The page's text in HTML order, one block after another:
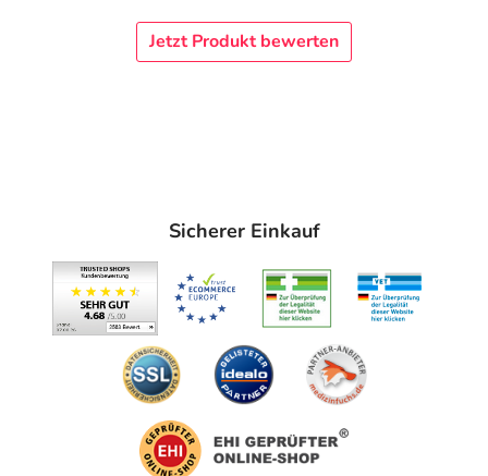
Jetzt Produkt bewerten
Sicherer Einkauf